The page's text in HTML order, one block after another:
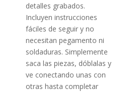
detalles grabados.
Incluyen instrucciones
fáciles de seguir y no
necesitan pegamento ni
soldaduras. Simplemente
saca las piezas, dóblalas y
ve conectando unas con
otras hasta completar